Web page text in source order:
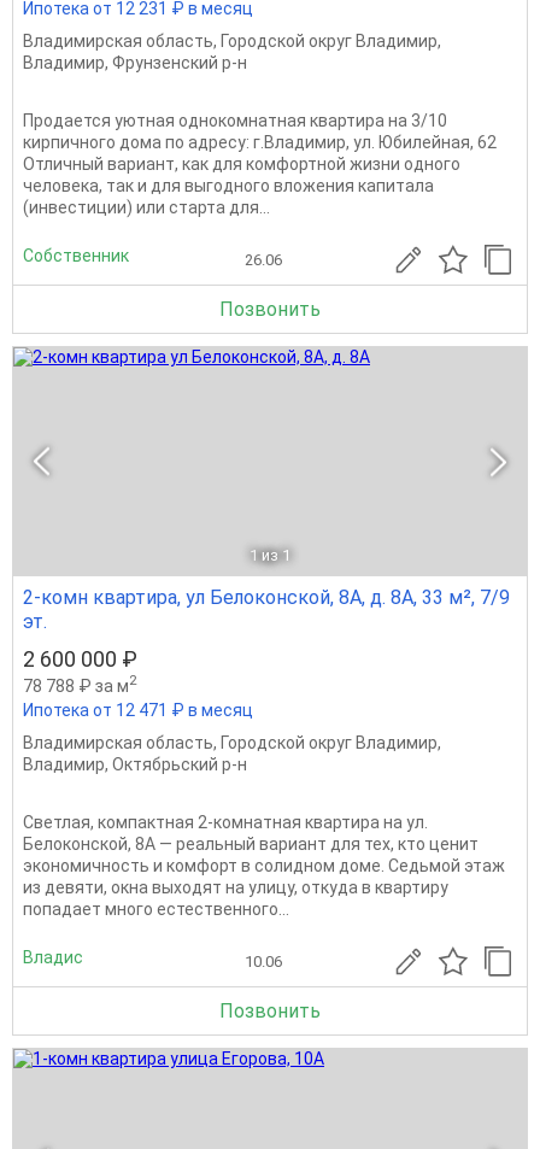
Ипотека от 12 231 ₽ в месяц
Владимирская область, Городской округ Владимир,
Владимир, Фрунзенский р-н
Продается уютная однокомнатная квартира на 3/10
кирпичного дома по адресу: г.Владимир, ул. Юбилейная, 62
Отличный вариант, как для комфортной жизни одного
человека, так и для выгодного вложения капитала
(инвестиции) или старта для...
Собственник 26.06
Позвонить
1 из 1
2-комн квартира, ул Белоконской, 8А, д. 8А, 33 м², 7/9
эт.
2 600 000 ₽
78 788 ₽ за м2
Ипотека от 12 471 ₽ в месяц
Владимирская область, Городской округ Владимир,
Владимир, Октябрьский р-н
Светлая, компактная 2-комнатная квартира на ул.
Белоконской, 8А — реальный вариант для тех, кто ценит
экономичность и комфорт в солидном доме. Седьмой этаж
из девяти, окна выходят на улицу, откуда в квартиру
попадает много естественного...
Владис 10.06
Позвонить